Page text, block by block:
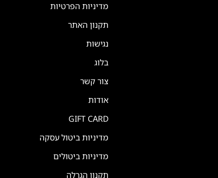
מדיניות הפרטיות
תקנון האתר
נגישות
בלוג
צור קשר
אודות
GIFT CARD
מדיניות ביטול עסקה
מדיניות ביטולים
תקנון הגרלה